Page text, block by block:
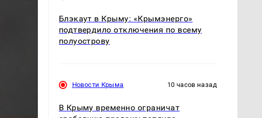
Блэкаут в Крыму: «Крымэнерго»
подтвердило отключения по всему
полуострову
Новости Крыма 10 часов назад
В Крыму временно ограничат